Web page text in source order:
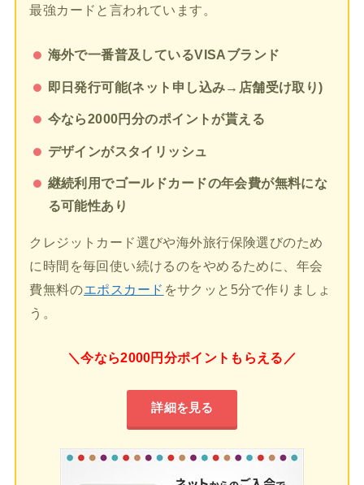
最強カードと言われています。
海外で一番普及しているVISAブランド
即日発行可能(ネット申し込み→店舗受け取り)
今なら2000円分のポイントが貰える
デザインがスタイリッシュ
継続利用でゴールドカードの年会費が無料にな
る可能性あり
クレジットカード選びや海外旅行保険選びのため
に時間を毎回使い続けるのをやめるために、年会
費無料のエポスカード をサクッと5分で作りましょ
う。
＼今なら2000円分ポイントもらえる／
詳細を見る